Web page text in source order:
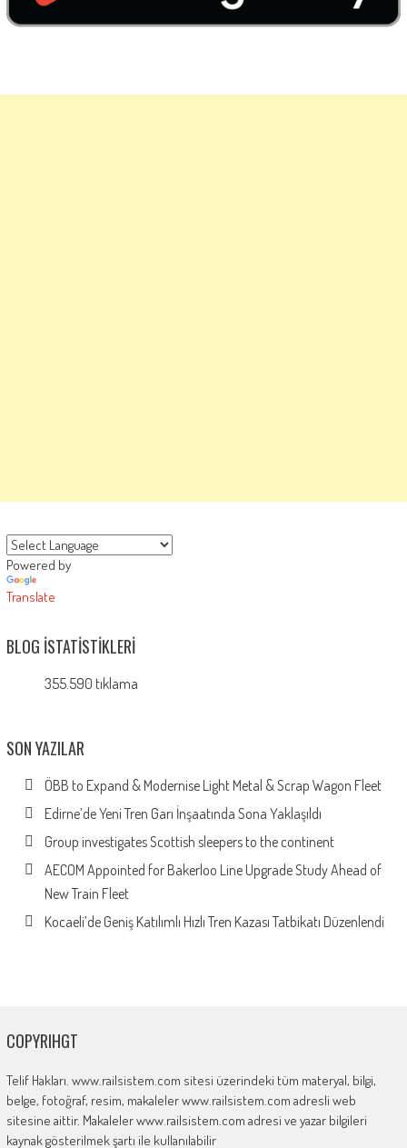
Powered by
Translate
BLOG İSTATISTIKLERI
355.590 tıklama
SON YAZILAR
ÖBB to Expand & Modernise Light Metal & Scrap Wagon Fleet
Edirne’de Yeni Tren Garı İnşaatında Sona Yaklaşıldı
Group investigates Scottish sleepers to the continent
AECOM Appointed for Bakerloo Line Upgrade Study Ahead of
New Train Fleet
Kocaeli’de Geniş Katılımlı Hızlı Tren Kazası Tatbikatı Düzenlendi
COPYRIHGT
Telif Hakları. www.railsistem.com sitesi üzerindeki tüm materyal, bilgi,
belge, fotoğraf, resim, makaleler www.railsistem.com adresli web
sitesine aittir. Makaleler www.railsistem.com adresi ve yazar bilgileri
kaynak gösterilmek şartı ile kullanılabilir